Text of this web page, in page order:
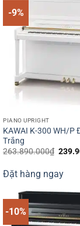
-9%
PIANO UPRIGHT
KAWAI K-300 WH/P
Trắng
263.890.000₫ Giá
Đặt hàng ngay
-10%